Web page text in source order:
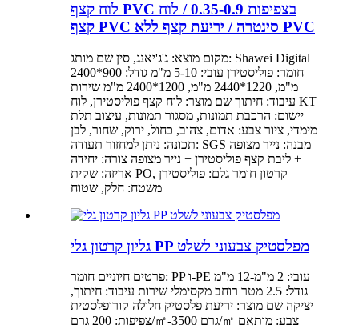
לוח קצף PVC בצפיפות 0.35-0.9 / לוח
קצף PVC סינטרה / יריעת קצף ללא PVC
מקום מוצא: ג'ג'יאנג, סין שם מותג: Shawei Digital
חומר: פוליסטירן עובי: 5-10 מ"מ גודל: 900*2400
מ"מ, 1220*2440 מ"מ, 1200*2400 מ"מ שירות
עיבוד: חיתוך שם מוצר: לוח קצף פוליסטירן, לוח KT
יישום: הרכבת תמונות, מסגור תמונות, עיצוב תלת
מימדי, ציור צבע: אדום, צהוב, כחול, ירוק, שחור, לבן
תכונה: ניתן למחזור תעודה: SGS מבנה: נייר מצופה
+ ליבת קצף פוליסטירן + נייר מצופה צורה: יחידה
אריזה: שקית PO, קרטון חומר גלם: פוליסטירן
משטח: חלק, שטוח
גליון קרטון גלי PP מפלסטיק צבעוני לשלט
פרטים חיוניים חומר: PP ו-PE עובי: 2 מ"מ-12 מ"מ
גודל: 2.5 מטר רוחב מקסימלי שירות עיבוד: חיתוך,
יציקה שם מוצר: יריעת פלסטיק חלולה קורופלסטית
צפיפות: 200 גרם/㎡-3500 גרם/㎡ צבע: מותאם